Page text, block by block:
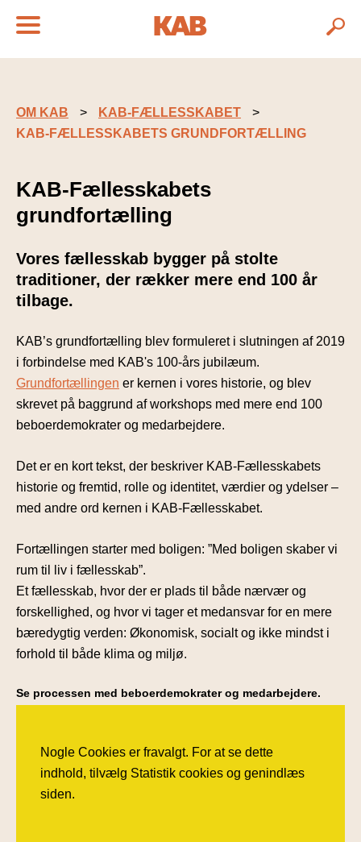
OM KAB
KAB-FÆLLESSKABET
KAB-FÆLLESSKABETS GRUNDFORTÆLLING
KAB-Fællesskabets
grundfortælling
Vores fællesskab bygger på stolte
traditioner, der rækker mere end 100 år
tilbage.
KAB’s grundfortælling blev formuleret i slutningen af 2019
i forbindelse med KAB's 100-års jubilæum.
Grundfortællingen er kernen i vores historie, og blev
skrevet på baggrund af workshops med mere end 100
beboerdemokrater og medarbejdere.
Det er en kort tekst, der beskriver KAB-Fællesskabets
historie og fremtid, rolle og identitet, værdier og ydelser –
med andre ord kernen i KAB-Fællesskabet.
Fortællingen starter med boligen: ”Med boligen skaber vi
rum til liv i fællesskab”.
Et fællesskab, hvor der er plads til både nærvær og
forskellighed, og hvor vi tager et medansvar for en mere
bæredygtig verden: Økonomisk, socialt og ikke mindst i
forhold til både klima og miljø.
Se processen med beboerdemokrater og medarbejdere.
Nogle Cookies er fravalgt. For at se dette
indhold, tilvælg Statistik cookies og genindlæs
siden.